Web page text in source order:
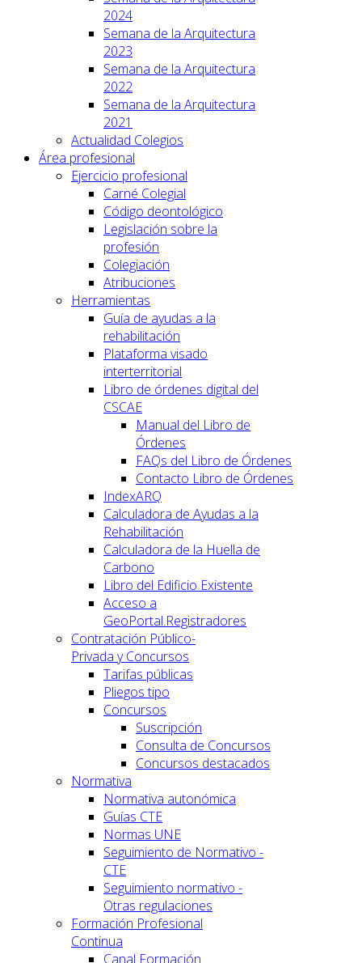
2024
Semana de la Arquitectura
2023
Semana de la Arquitectura
2022
Semana de la Arquitectura
2021
Actualidad Colegios
Área profesional
Ejercicio profesional
Carné Colegial
Código deontológico
Legislación sobre la
profesión
Colegiación
Atribuciones
Herramientas
Guía de ayudas a la
rehabilitación
Plataforma visado
interterritorial
Libro de órdenes digital del
CSCAE
Manual del Libro de
Órdenes
FAQs del Libro de Órdenes
Contacto Libro de Órdenes
IndexARQ
Calculadora de Ayudas a la
Rehabilitación
Calculadora de la Huella de
Carbono
Libro del Edificio Existente
Acceso a
GeoPortal.Registradores
Contratación Público-
Privada y Concursos
Tarifas públicas
Pliegos tipo
Concursos
Suscripción
Consulta de Concursos
Concursos destacados
Normativa
Normativa autonómica
Guías CTE
Normas UNE
Seguimiento de Normativo -
CTE
Seguimiento normativo -
Otras regulaciones
Formación Profesional
Continua
Canal Formación